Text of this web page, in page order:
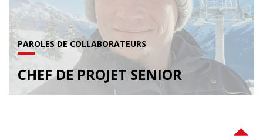
PAROLES DE COLLABORATEURS
CHEF DE PROJET SENIOR